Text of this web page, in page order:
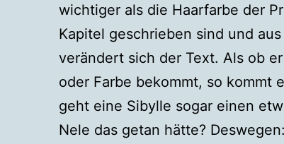
wichtiger als die Haarfarbe der
Kapitel geschrieben sind und
verändert sich der Text. Als ob
oder Farbe bekommt, so kommt
geht eine Sibylle sogar einen
Nele das getan hätte?